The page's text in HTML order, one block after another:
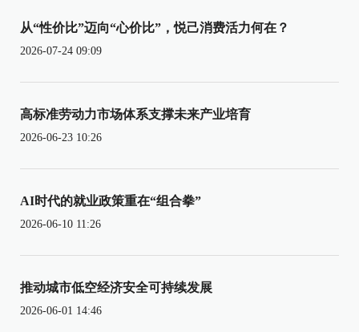
从“性价比”迈向“心价比”，悦己消费活力何在？
2026-07-24 09:09
高标准劳动力市场体系支撑未来产业培育
2026-06-23 10:26
AI时代的就业政策重在“组合拳”
2026-06-10 11:26
推动城市低空经济安全可持续发展
2026-06-01 14:46